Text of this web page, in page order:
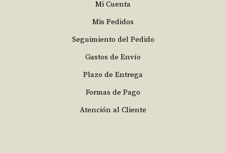
Mi Cuenta
Mis Pedidos
Seguimiento del Pedido
Gastos de Envío
Plazo de Entrega
Formas de Pago
Atención al Cliente